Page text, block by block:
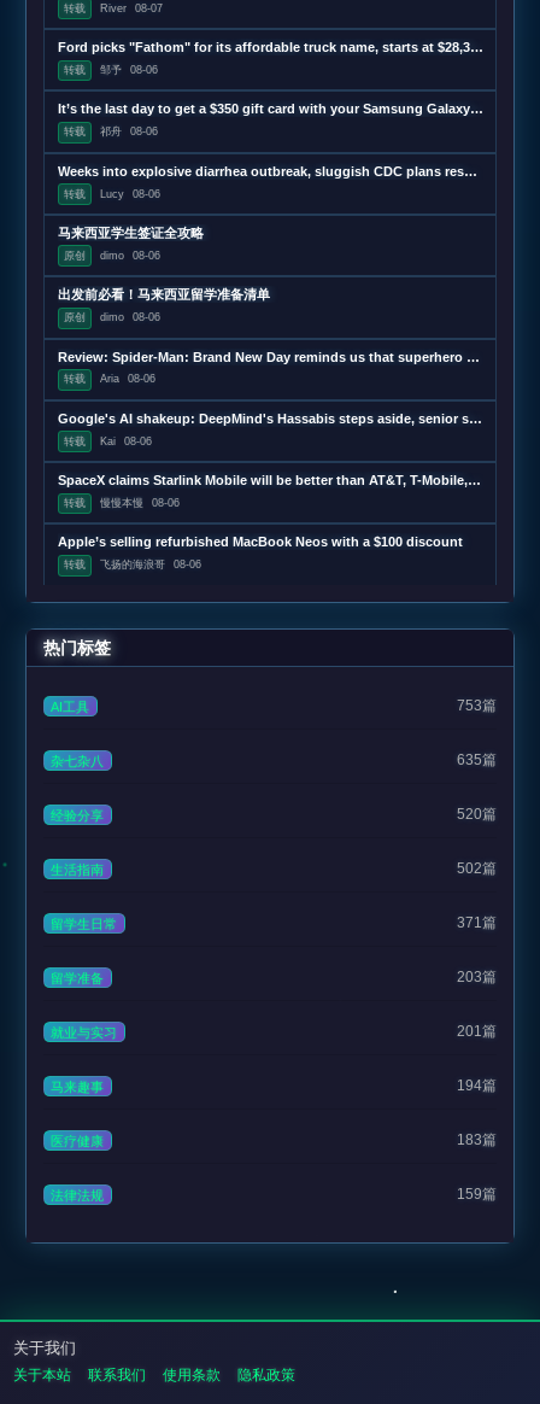
转载 River 08-07
Ford picks "Fathom" for its affordable truck name, starts at $28,350
转载 邹予 08-06
It’s the last day to get a $350 gift card with your Samsung Galaxy Z Fold 8 preorder
转载 祁舟 08-06
Weeks into explosive diarrhea outbreak, sluggish CDC plans response team
转载 Lucy 08-06
马来西亚学生签证全攻略
原创 dimo 08-06
出发前必看！马来西亚留学准备清单
原创 dimo 08-06
Review: Spider-Man: Brand New Day reminds us that superhero movies can be good
转载 Aria 08-06
Google's AI shakeup: DeepMind's Hassabis steps aside, senior scientists depart
转载 Kai 08-06
SpaceX claims Starlink Mobile will be better than AT&T, T-Mobile, and Verizon
转载 慢慢本慢 08-06
Apple’s selling refurbished MacBook Neos with a $100 discount
转载 飞扬的海浪哥 08-06
热门标签
AI工具 753篇
杂七杂八 635篇
经验分享 520篇
生活指南 502篇
留学生日常 371篇
留学准备 203篇
就业与实习 201篇
马来趣事 194篇
医疗健康 183篇
法律法规 159篇
关于我们
关于本站 联系我们 使用条款 隐私政策